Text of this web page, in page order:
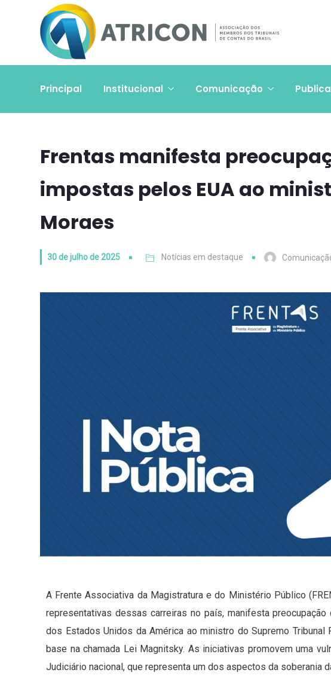
Principal Institucional Comunicação
Frentas manifesta
impostas pelos EUA ao
Moraes
30 de julho de 2025 Notícias em destaque
A Frente Associativa da Magistratura e do Ministério Público
representativas dessas carreiras no país, manifesta
dos Estados Unidos da América ao ministro do Supremo Tribunal
base na chamada Lei Magnitsky. As iniciativas promovem uma
Judiciário nacional, que representa um dos aspectos da soberania